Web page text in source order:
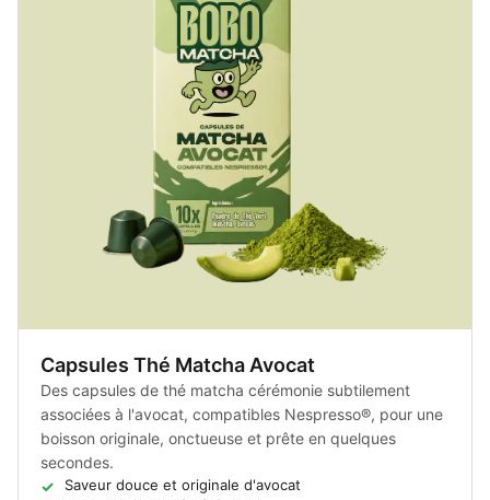
Capsules Thé Matcha Avocat
Des capsules de thé matcha cérémonie subtilement
associées à l'avocat, compatibles Nespresso®, pour une
boisson originale, onctueuse et prête en quelques
secondes.
Saveur douce et originale d'avocat